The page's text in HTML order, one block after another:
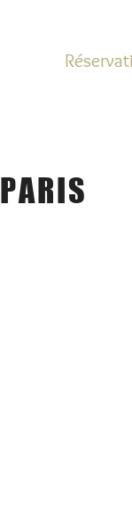
PARIS